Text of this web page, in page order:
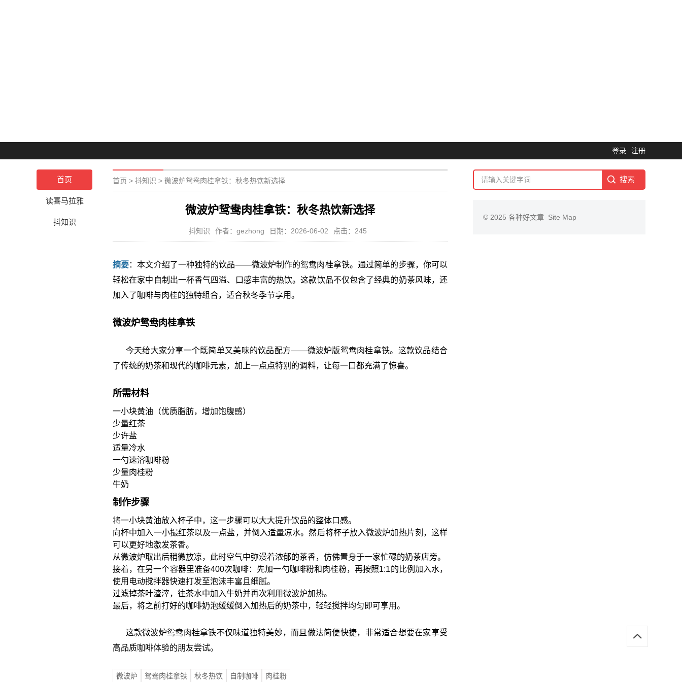
登录 注册
首页
读喜马拉雅
抖知识
首页 > 抖知识 > 微波炉鸳鸯肉桂拿铁：秋冬热饮新选择
微波炉鸳鸯肉桂拿铁：秋冬热饮新选择
抖知识 作者：gezhong 日期：2026-06-02 点击：245
摘要：本文介绍了一种独特的饮品——微波炉制作的鸳鸯肉桂拿铁。通过简单的步骤，你可以
轻松在家中自制出一杯香气四溢、口感丰富的热饮。这款饮品不仅包含了经典的奶茶风味，还
加入了咖啡与肉桂的独特组合，适合秋冬季节享用。
微波炉鸳鸯肉桂拿铁
今天给大家分享一个既简单又美味的饮品配方——微波炉版鸳鸯肉桂拿铁。这款饮品结合
了传统的奶茶和现代的咖啡元素，加上一点点特别的调料，让每一口都充满了惊喜。
所需材料
一小块黄油（优质脂肪，增加饱腹感）
少量红茶
少许盐
适量冷水
一勺速溶咖啡粉
少量肉桂粉
牛奶
制作步骤
将一小块黄油放入杯子中，这一步骤可以大大提升饮品的整体口感。
向杯中加入一小撮红茶以及一点盐，并倒入适量凉水。然后将杯子放入微波炉加热片刻，这样
可以更好地激发茶香。
从微波炉取出后稍微放凉，此时空气中弥漫着浓郁的茶香，仿佛置身于一家忙碌的奶茶店旁。
接着，在另一个容器里准备400次咖啡：先加一勺咖啡粉和肉桂粉，再按照1:1的比例加入水，
使用电动搅拌器快速打发至泡沫丰富且细腻。
过滤掉茶叶渣滓，往茶水中加入牛奶并再次利用微波炉加热。
最后，将之前打好的咖啡奶泡缓缓倒入加热后的奶茶中，轻轻搅拌均匀即可享用。
这款微波炉鸳鸯肉桂拿铁不仅味道独特美妙，而且做法简便快捷，非常适合想要在家享受
高品质咖啡体验的朋友尝试。
微波炉 鸳鸯肉桂拿铁 秋冬热饮 自制咖啡 肉桂粉
© 2025 各种好文章 Site Map